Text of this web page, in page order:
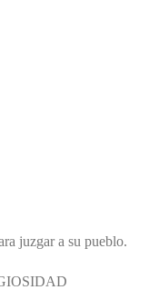
juzgar a su pueblo.